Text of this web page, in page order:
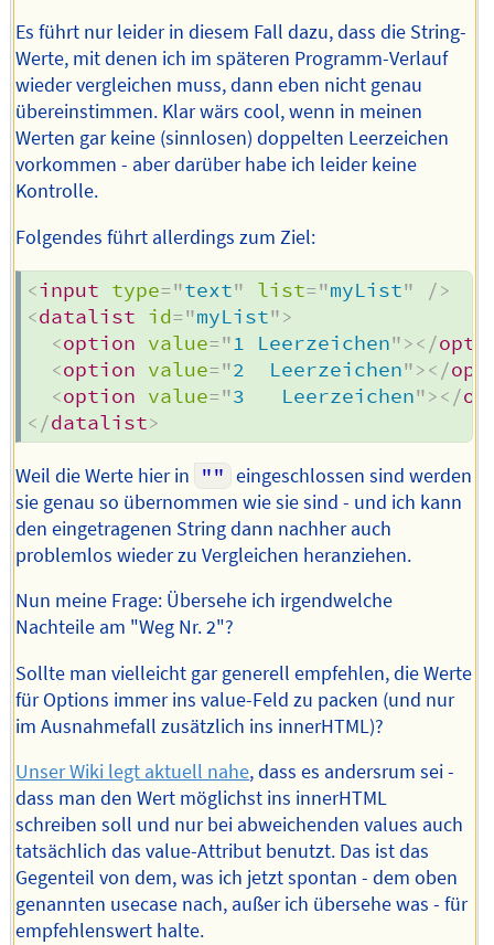
Es führt nur leider in diesem Fall dazu, dass die String-
Werte, mit denen ich im späteren Programm-Verlauf
wieder vergleichen muss, dann eben nicht genau
übereinstimmen. Klar wärs cool, wenn in meinen
Werten gar keine (sinnlosen) doppelten Leerzeichen
vorkommen - aber darüber habe ich leider keine
Kontrolle.
Folgendes führt allerdings zum Ziel:
<input type="text" list="myList"
/>
<datalist id="myList">
<option value="1 Leerzeichen"></
<option value="2  Leerzeichen"></
<option value="3   Leerzeichen"></
</datalist>
Weil die Werte hier in "" eingeschlossen sind werden
sie genau so übernommen wie sie sind - und ich kann
den eingetragenen String dann nachher auch
problemlos wieder zu Vergleichen heranziehen.
Nun meine Frage: Übersehe ich irgendwelche
Nachteile am "Weg Nr. 2"?
Sollte man vielleicht gar generell empfehlen, die Werte
für Options immer ins value-Feld zu packen (und nur
im Ausnahmefall zusätzlich ins innerHTML)?
Unser Wiki legt aktuell nahe, dass es andersrum sei -
dass man den Wert möglichst ins innerHTML
schreiben soll und nur bei abweichenden values auch
tatsächlich das value-Attribut benutzt. Das ist das
Gegenteil von dem, was ich jetzt spontan - dem oben
genannten usecase nach, außer ich übersehe was - für
empfehlenswert halte.